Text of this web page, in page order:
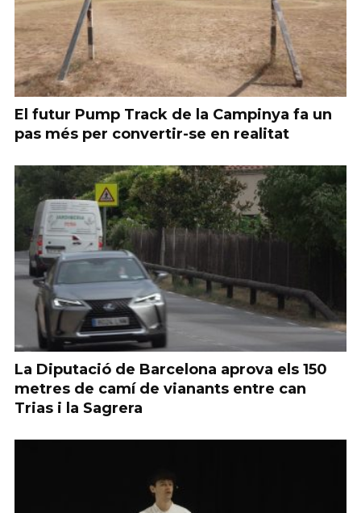
El futur Pump Track de la Campinya fa un
pas més per convertir-se en realitat
La Diputació de Barcelona aprova els 150
metres de camí de vianants entre can
Trias i la Sagrera